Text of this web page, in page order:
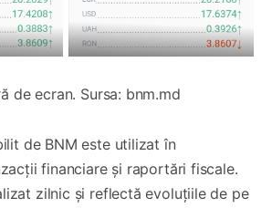
de ecran. Sursa: bnm.md
de BNM este utilizat în
financiare și raportări fiscale.
zilnic și reflectă evoluțiile de pe